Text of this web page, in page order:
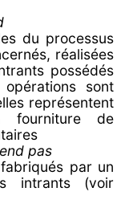
du processus
réalisées
possédés
sont
représentent
fourniture de
pas
par un
intrants (voir